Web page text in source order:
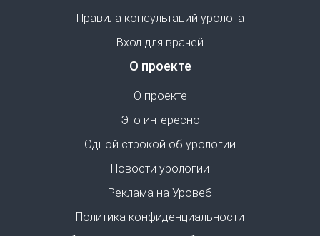
Правила консультаций уролога
Вход для врачей
О проекте
О проекте
Это интересно
Одной строкой об урологии
Новости урологии
Реклама на Уровеб
Политика конфиденциальности